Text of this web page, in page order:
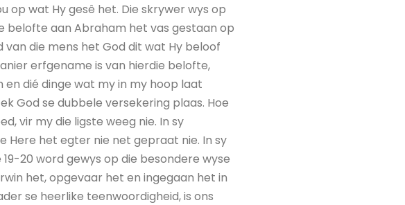
op wat Hy gesê het. Die skrywer wys op
belofte aan Abraham het vas gestaan op
van die mens het God dit wat Hy beloof
erfgename is van hierdie belofte,
en dié dinge wat my in my hoop laat
God se dubbele versekering plaas. Hoe
vir my die ligste weeg nie. In sy
Here het egter nie net gepraat nie. In sy
20 word gewys op die besondere wyse
het, opgevaar het en ingegaan het in
se heerlike teenwoordigheid, is ons